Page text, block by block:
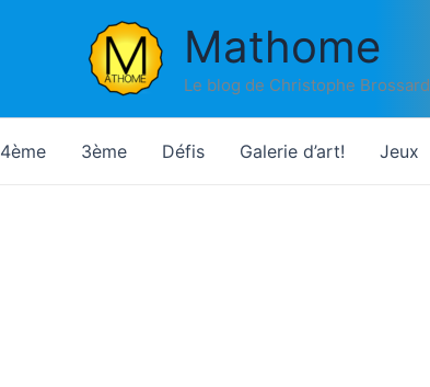
Mathome
Le blog de Christophe Brossard
4ème 3ème Défis Galerie d’art! Jeux